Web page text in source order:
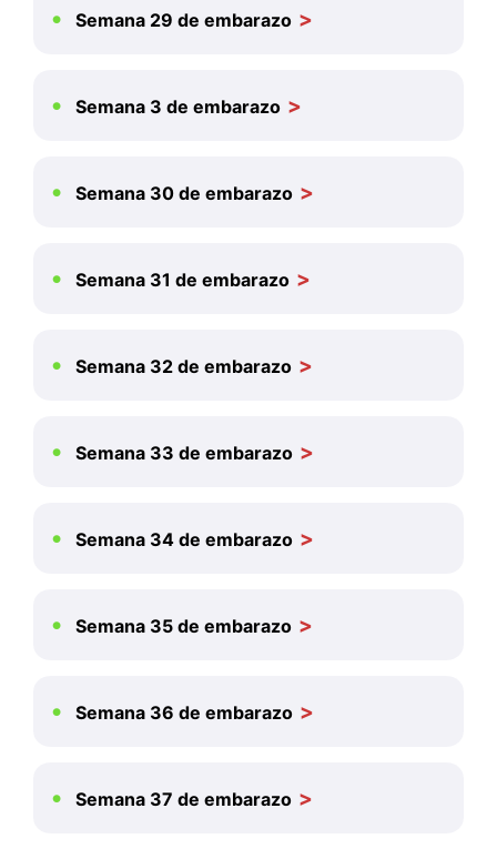
Semana 29 de embarazo
Semana 3 de embarazo
Semana 30 de embarazo
Semana 31 de embarazo
Semana 32 de embarazo
Semana 33 de embarazo
Semana 34 de embarazo
Semana 35 de embarazo
Semana 36 de embarazo
Semana 37 de embarazo